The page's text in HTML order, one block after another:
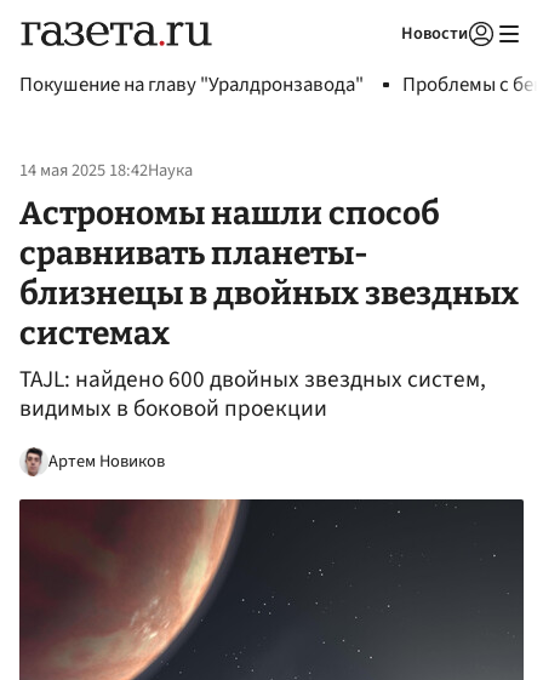
Новости
Покушение на главу "Уралдронзавода" Проблемы с
14 мая 2025 18:42Наука
Астрономы нашли способ
сравнивать планеты-
близнецы в двойных звездных
системах
TAJL: найдено 600 двойных звездных систем,
видимых в боковой проекции
Артем Новиков